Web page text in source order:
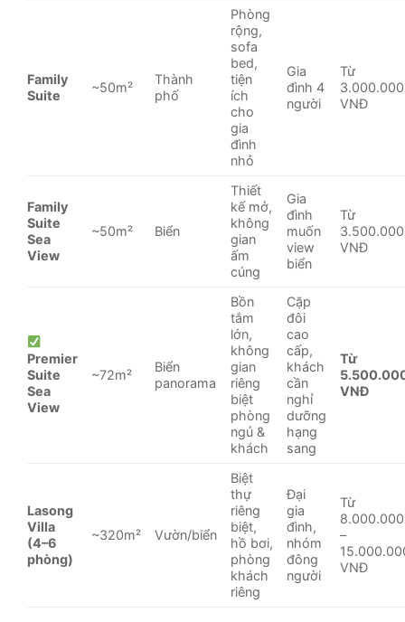
Family
Suite
~50m²
Thành
phố
Phòng
rộng,
sofa
bed,
tiện
ích
cho
gia
đình
nhỏ
Gia
đình 4
người
Từ
3.000.000
VNĐ
Family
Suite
Sea
View
~50m² Biển
Thiết
kế mở,
không
gian
ấm
cúng
Gia
đình
muốn
view
biển
Từ
3.500.000
VNĐ
Premier
Suite
Sea
View
~72m²
Biển
panorama
Bồn
tắm
lớn,
không
gian
riêng
biệt
phòng
ngủ &
khách
Cặp
đôi
cao
cấp,
khách
cần
nghỉ
dưỡng
hạng
sang
Từ
VNĐ
Lasong
Villa
(4–6
phòng)
~320m² Vườn/biển
Biệt
thự
riêng
biệt,
hồ bơi,
phòng
khách
riêng
Đại
gia
đình,
nhóm
đông
người
Từ
8.000.000
–
VNĐ